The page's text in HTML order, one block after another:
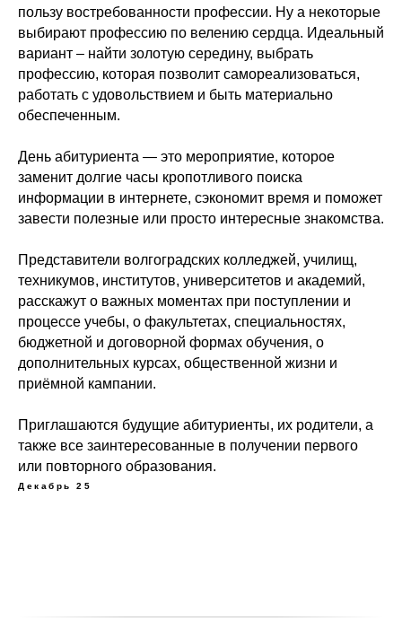
пользу востребованности профессии. Ну а некоторые
выбирают профессию по велению сердца. Идеальный
вариант – найти золотую середину, выбрать
профессию, которая позволит самореализоваться,
работать с удовольствием и быть материально
обеспеченным.
День абитуриента — это мероприятие, которое
заменит долгие часы кропотливого поиска
информации в интернете, сэкономит время и поможет
завести полезные или просто интересные знакомства.
Представители волгоградских колледжей, училищ,
техникумов, институтов, университетов и академий,
расскажут о важных моментах при поступлении и
процессе учебы, о факультетах, специальностях,
бюджетной и договорной формах обучения, о
дополнительных курсах, общественной жизни и
приёмной кампании.
Приглашаются будущие абитуриенты, их родители, а
также все заинтересованные в получении первого
или повторного образования.
Декабрь 25